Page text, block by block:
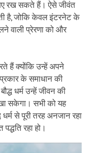
रख सकते हैं। ऐसे जीवंत
है, जोकि केवल इंटरनेट के
वाली प्रेरणा को और
हैं क्योंकि उन्हें अपने
के समाधान की
धर्म उन्हें जीवन की
सकेगा। सभी को यह
से पूरी तरह अनजान रहा
रहा हो।